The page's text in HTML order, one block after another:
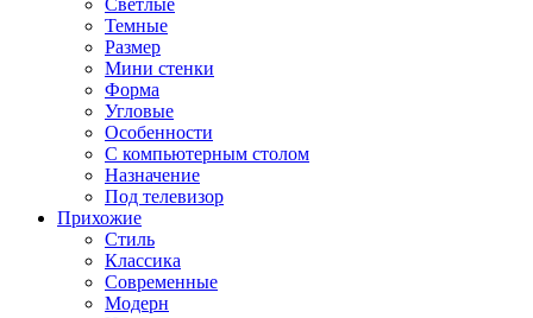
Светлые
Темные
Размер
Мини стенки
Форма
Угловые
Особенности
С компьютерным столом
Назначение
Под телевизор
Прихожие
Стиль
Классика
Современные
Модерн